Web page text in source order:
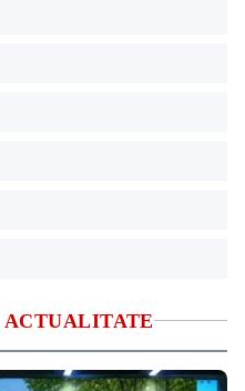
ACTUALITATE